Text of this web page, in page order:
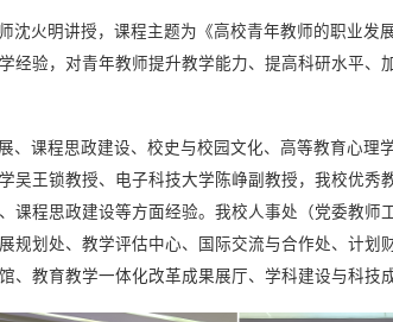
沈火明讲授，课程主题为《高校青年教师的职业发
经验，对青年教师提升教学能力、提高科研水平、
、课程思政建设、校史与校园文化、高等教育心理
吴王锁教授、电子科技大学陈峥副教授，我校优
课程思政建设等方面经验。我校人事处（党委教师
规划处、教学评估中心、国际交流与合作处、计
教育教学一体化改革成果展厅、学科建设与科技